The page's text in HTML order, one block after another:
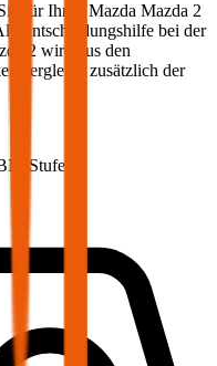
für Ihren Mazda Mazda 2
Entscheidungshilfe bei der
2 wird aus den
Vergleich zusätzlich der
Stufe